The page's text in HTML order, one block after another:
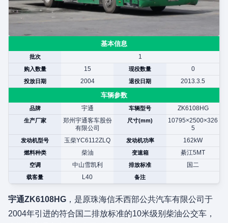
基本信息
批次 1
购入数量 15 现役数量 0
投放日期 2004 退役日期 2013.3.5
车辆参数
品牌 宇通 车辆型号 ZK6108HG
生产厂家
郑州宇通客车股份
有限公司
尺寸(mm)
10795×2500×326
5
发动机型号 玉柴YC6112ZLQ 发动机功率 162kW
燃料种类 柴油 变速箱 綦江5MT
空调 中山雪凯利 排放标准 国二
载客量 L40 备注
宇通ZK6108HG ，是原珠海信禾西部公共汽车有限公司于
2004年引进的符合国二排放标准的10米级别柴油公交车，